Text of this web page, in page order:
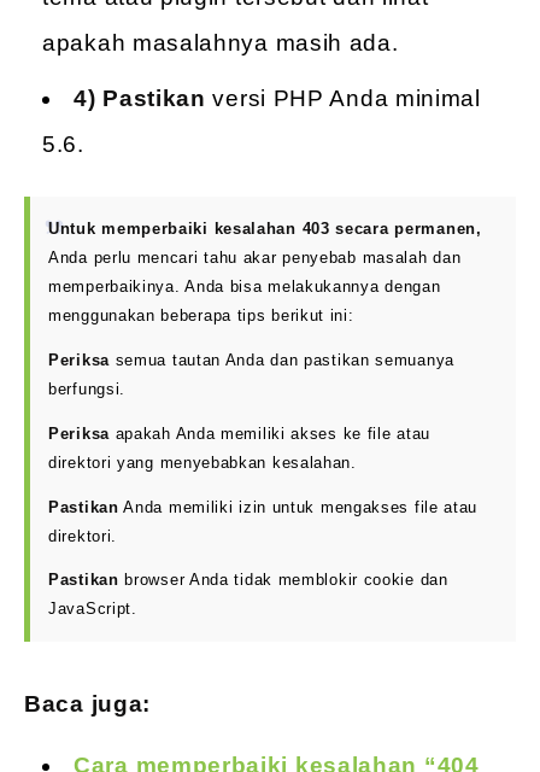
apakah masalahnya masih ada.
4) Pastikan versi PHP Anda minimal
5.6.
Untuk memperbaiki kesalahan 403 secara permanen,
Anda perlu mencari tahu akar penyebab masalah dan
memperbaikinya. Anda bisa melakukannya dengan
menggunakan beberapa tips berikut ini:
Periksa semua tautan Anda dan pastikan semuanya
berfungsi.
Periksa apakah Anda memiliki akses ke file atau
direktori yang menyebabkan kesalahan.
Pastikan Anda memiliki izin untuk mengakses file atau
direktori.
Pastikan browser Anda tidak memblokir cookie dan
JavaScript.
Baca juga:
Cara memperbaiki kesalahan “404